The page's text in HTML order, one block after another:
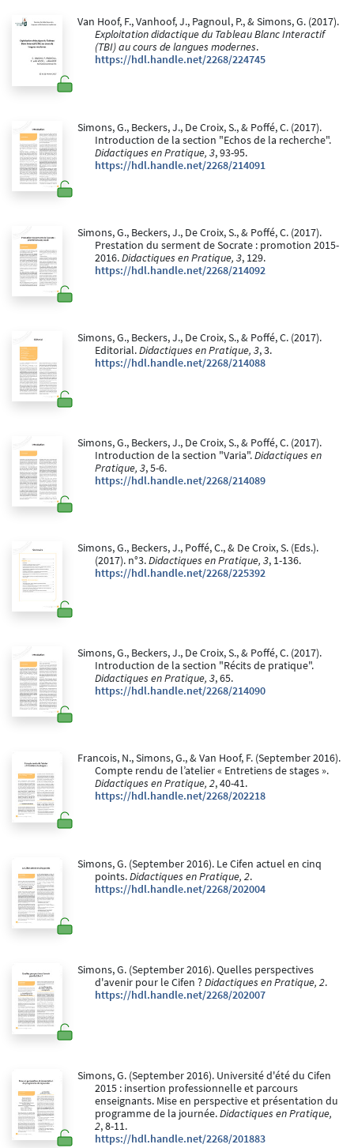
Van Hoof, F., Vanhoof, J., Pagnoul, P., & Simons, G. (2017).
Exploitation didactique du Tableau Blanc Interactif
(TBI) au cours de langues modernes.
https://hdl.handle.net/2268/224745
Simons, G., Beckers, J., De Croix, S., & Poffé, C. (2017).
Introduction de la section "Echos de la recherche".
Didactiques en Pratique, 3, 93-95.
https://hdl.handle.net/2268/214091
Simons, G., Beckers, J., De Croix, S., & Poffé, C. (2017).
Prestation du serment de Socrate : promotion 2015-
2016.Didactiques en Pratique, 3, 129.
https://hdl.handle.net/2268/214092
Simons, G., Beckers, J., De Croix, S., & Poffé, C. (2017).
Editorial.Didactiques en Pratique, 3, 3.
https://hdl.handle.net/2268/214088
Simons, G., Beckers, J., De Croix, S., & Poffé, C. (2017).
Introduction de la section "Varia".Didactiques en
Pratique, 3, 5-6.
https://hdl.handle.net/2268/214089
Simons, G., Beckers, J., Poffé, C., & De Croix, S. (Eds.).
(2017). n°3.Didactiques en Pratique, 3, 1-136.
https://hdl.handle.net/2268/225392
Simons, G., Beckers, J., De Croix, S., & Poffé, C. (2017).
Introduction de la section "Récits de pratique".
Didactiques en Pratique, 3, 65.
https://hdl.handle.net/2268/214090
Francois, N., Simons, G., & Van Hoof, F. (September 2016).
Compte rendu de l’atelier « Entretiens de stages ».
Didactiques en Pratique, 2, 40-41.
https://hdl.handle.net/2268/202218
Simons, G. (September 2016). Le Cifen actuel en cinq
points.Didactiques en Pratique, 2.
https://hdl.handle.net/2268/202004
Simons, G. (September 2016). Quelles perspectives
d'avenir pour le Cifen ?Didactiques en Pratique, 2.
https://hdl.handle.net/2268/202007
Simons, G. (September 2016). Université d'été du Cifen
2015 : insertion professionnelle et parcours
enseignants. Mise en perspective et présentation du
programme de la journée.Didactiques en Pratique,
2, 8-11.
https://hdl.handle.net/2268/201883